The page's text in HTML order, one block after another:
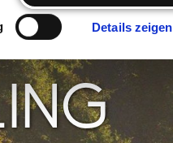
Details zeigen